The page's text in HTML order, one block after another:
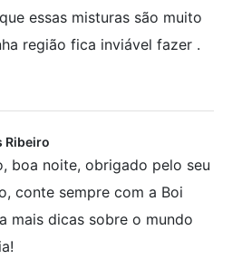
essas misturas são muito
região fica inviável fazer .
Ribeiro
boa noite, obrigado pelo seu
conte sempre com a Boi
mais dicas sobre o mundo